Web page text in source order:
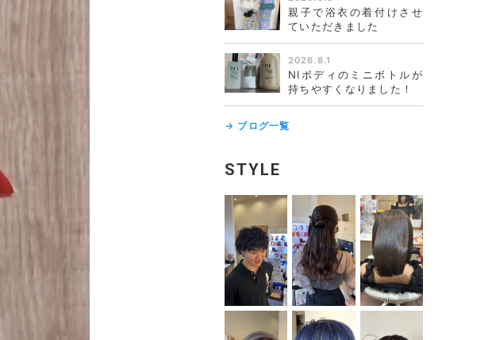
親子で浴衣の着付けさせ
ていただきました
2026.8.1
NIボディのミニボトルが
持ちやすくなりました！
→ ブログ一覧
STYLE